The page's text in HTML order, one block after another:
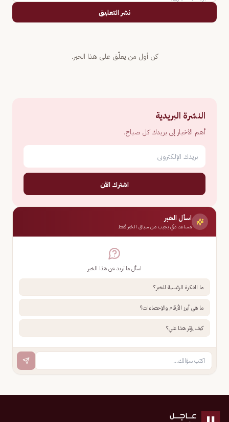
نشر التعليق
كن أول من يعلّق على هذا الخبر.
النشرة البريدية
أهم الأخبار إلى بريدك كل صباح.
اشترك الآن
اسأل الخبر
مساعد ذكي يجيب من سياق الخبر فقط
اسأل ما تريد عن هذا الخبر
ما الفكرة الرئيسية للخبر؟
ما هي أبرز الأرقام والإحصاءات؟
كيف يؤثر هذا علي؟